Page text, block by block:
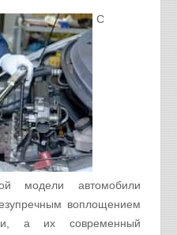
С
модели автомобили
воплощением
а их современный